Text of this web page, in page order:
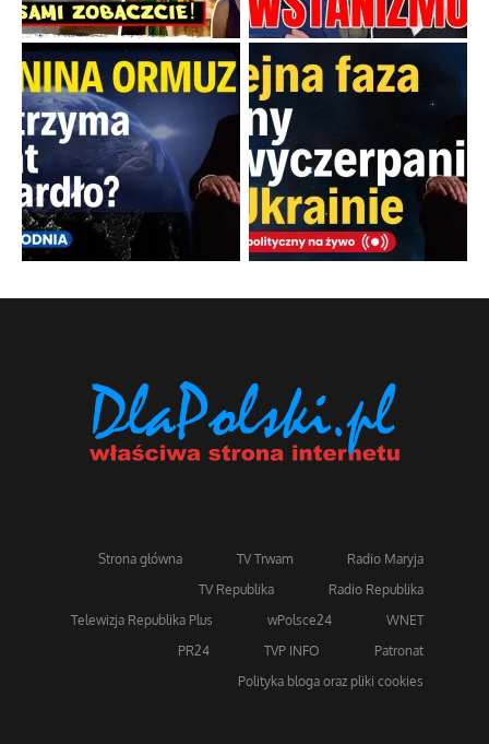
Strona główna TV Trwam
Radio Maryja
TV Republika
Radio Republika
Telewizja Republika Plus
wPolsce24
WNET
PR24
TVP INFO
Patronat
Polityka bloga oraz pliki cookies